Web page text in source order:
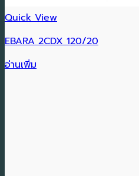
Quick View
EBARA 2CDX 120/20
อ่านเพิ่ม